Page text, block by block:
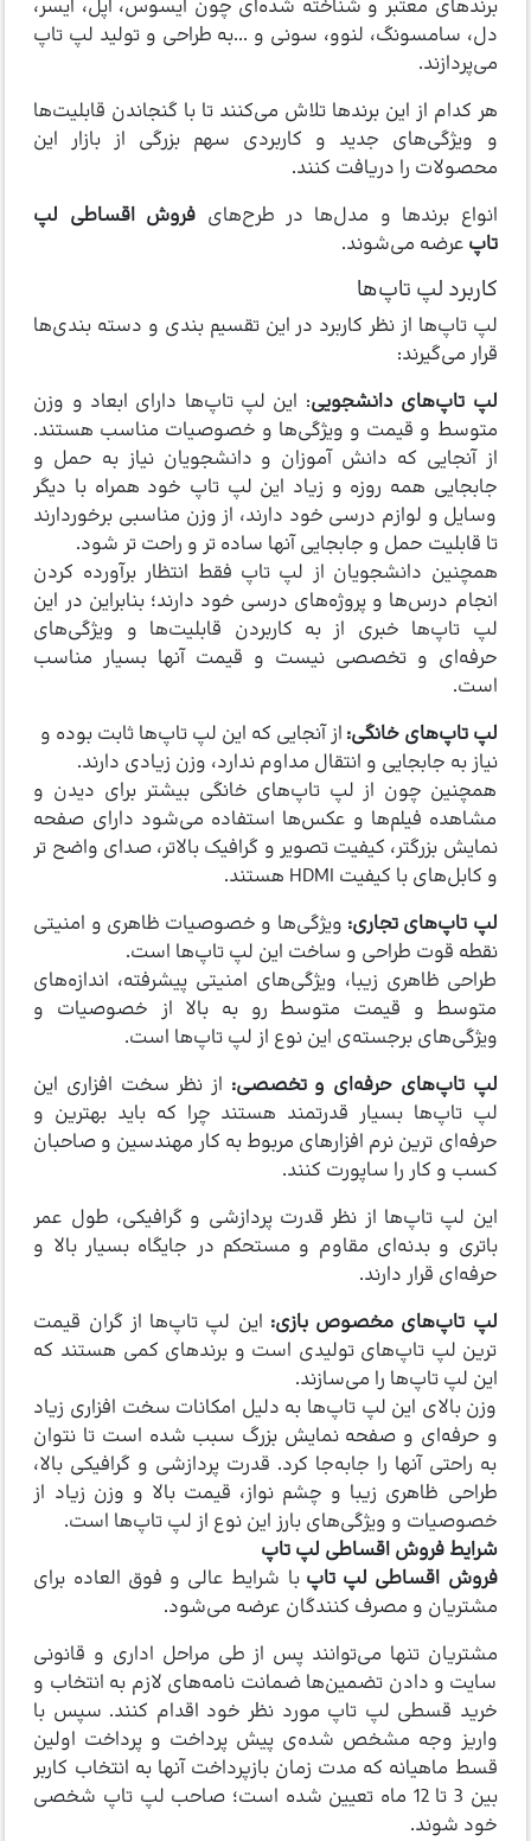
برندهای معتبر و شناخته شده‌ای چون ایسوس، اپل، ایسر،
دل، سامسونگ، لنوو، سونی و ...به طراحی و تولید لپ تاپ
می‌پردازند.
هر کدام از این برندها تلاش می‌کنند تا با گنجاندن قابلیت‌ها
و ویژگی‌های جدید و کاربردی سهم بزرگی از بازار این
محصولات را دریافت کنند.
انواع برندها و مدل‌ها در طرح‌های فروش اقساطی لپ
تاپ عرضه می‌شوند.
کاربرد لپ تاپ‌ها
لپ تاپ‌ها از نظر کاربرد در این تقسیم بندی و دسته بندی‌ها
قرار می‌گیرند:
لپ تاپ‌های دانشجویی: این لپ تاپ‌ها دارای ابعاد و وزن
متوسط و قیمت و ویژگی‌ها و خصوصیات مناسب هستند.
از آنجایی که دانش آموزان و دانشجویان نیاز به حمل و
جابجایی همه روزه و زیاد این لپ تاپ‌ خود همراه با دیگر
وسایل و لوازم درسی خود دارند، از وزن مناسبی برخوردارند
تا قابلیت حمل و جابجایی آنها ساده تر و راحت تر شود.
همچنین دانشجویان از لپ تاپ فقط انتظار برآورده کردن
انجام درس‌ها و پروژه‌های درسی خود دارند؛ بنابراین در این
لپ تاپ‌ها خبری از به کاربردن قابلیت‌ها و ویژگی‌های
حرفه‌ای و تخصصی نیست و قیمت آنها بسیار مناسب
است.
لپ تاپ‌های خانگی: از آنجایی که این لپ تاپ‌ها ثابت بوده و
نیاز به جابجایی و انتقال مداوم ندارد، وزن زیادی دارند.
همچنین چون از لپ تاپ‌های خانگی بیشتر برای دیدن و
مشاهده فیلم‌ها و عکس‌ها استفاده می‌شود دارای صفحه
نمایش بزرگتر، کیفیت تصویر و گرافیک بالاتر، صدای واضح تر
و کابل‌های با کیفیت HDMI هستند.
لپ تاپ‌های تجاری: ویژگی‌ها و خصوصیات ظاهری و امنیتی
نقطه قوت طراحی و ساخت این لپ تاپ‌ها است.
طراحی ظاهری زیبا، ویژگی‌های امنیتی پیشرفته، اندازه‌های
متوسط و قیمت متوسط رو به بالا از خصوصیات و
ویژگی‌های برجسته‌ی این نوع از لپ تاپ‌ها است.
لپ تاپ‌های حرفه‌ای و تخصصی: از نظر سخت افزاری این
لپ تاپ‌ها بسیار قدرتمند هستند چرا که باید بهترین و
حرفه‌ای ترین نرم افزارهای مربوط به کار مهندسین و صاحبان
کسب و کار را ساپورت کنند.
این لپ تاپ‌ها از نظر قدرت پردازشی و گرافیکی، طول عمر
باتری و بدنه‌ای مقاوم و مستحکم در جایگاه بسیار بالا و
حرفه‌ای قرار دارند.
لپ تاپ‌های مخصوص بازی: این لپ‌ تاپ‌ها از گران قیمت
ترین لپ تاپ‌های تولیدی است و برندهای کمی هستند که
این لپ تاپ‌ها را می‌سازند.
وزن بالای این لپ تاپ‌ها به دلیل امکانات سخت افزاری زیاد
و حرفه‌ای و صفحه نمایش بزرگ سبب شده است تا نتوان
به راحتی آنها را جابه‌جا کرد. قدرت پردازشی و گرافیکی بالا،
طراحی ظاهری زیبا و چشم نواز، قیمت بالا و وزن زیاد از
خصوصیات و ویژگی‌های بارز این نوع از لپ تاپ‌ها است.
شرایط فروش اقساطی لپ تاپ
فروش اقساطی لپ تاپبا شرایط عالی و فوق العاده برای
مشتریان و مصرف کنندگان عرضه می‌شود.
مشتریان تنها می‌توانند پس از طی مراحل اداری و قانونی
سایت و دادن تضمین‌ها ضمانت نامه‌های لازم به انتخاب و
خرید قسطی لپ تاپ مورد نظر خود اقدام کنند. سپس با
واریز وجه مشخص شده‌ی پیش پرداخت و پرداخت اولین
قسط ماهیانه که مدت زمان بازپرداخت آنها به انتخاب کاربر
بین 3 تا 12 ماه تعیین شده است؛ صاحب لپ تاپ شخصی
خود شوند.